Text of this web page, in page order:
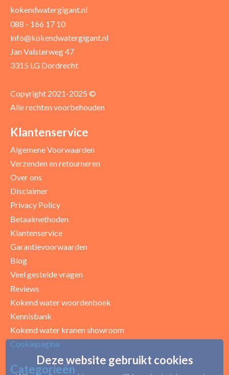
Uw recensie *
Uw beoordeling
kokendwatergigant.nl
088 - 166 17 10
info@kokendwatergigant.nl
Jan Valsterweg 47
3315 LG Dordrecht
Copyright 2021-2025 ©
Alle rechten voorbehouden
Klantenservice
Algemene Voorwaarden
Verzenden en retourneren
Over ons
Disclaimer
Privacy Policy
Betaalmethoden
Klantenservice
Garantievoorwaarden
Blog
Veel gestelde vragen
Reviews
Kokend water woordenboek
Kennisbank
Kokend water kranen showroom
Cookiepagina
Categorieën
Deze website gebruikt cookies